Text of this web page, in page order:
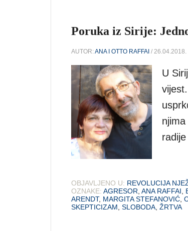
Poruka iz Sirije:
AUTOR:ANA I OTTO RAFFAI / 26.04.2018.
U
OBJAVLJENO U: REVOLUCIJA
OZNAKE: AGRESOR ANA RAFFAI
ARENDT, MARGITA STEFANOVIĆ
SKEPTICIZAM SLOBODA ŽRTVA